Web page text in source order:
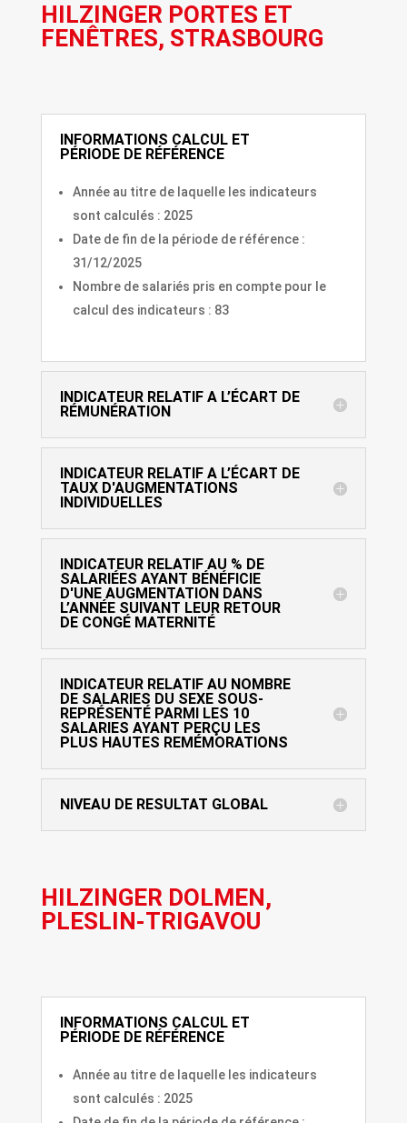
HILZINGER PORTES ET
FENÊTRES, STRASBOURG
INFORMATIONS CALCUL ET
PÉRIODE DE RÉFÉRENCE
Année au titre de laquelle les indicateurs
sont calculés : 2025
Date de fin de la période de référence :
31/12/2025
Nombre de salariés pris en compte pour le
calcul des indicateurs : 83
INDICATEUR RELATIF A L’ÉCART DE
RÉMUNÉRATION
INDICATEUR RELATIF A L’ÉCART DE
TAUX D'AUGMENTATIONS
INDIVIDUELLES
INDICATEUR RELATIF AU % DE
SALARIÉES AYANT BÉNÉFICIE
D'UNE AUGMENTATION DANS
L’ANNÉE SUIVANT LEUR RETOUR
DE CONGÉ MATERNITÉ
INDICATEUR RELATIF AU NOMBRE
DE SALARIES DU SEXE SOUS-
REPRÉSENTÉ PARMI LES 10
SALARIES AYANT PERÇU LES
PLUS HAUTES REMÉMORATIONS
NIVEAU DE RESULTAT GLOBAL
HILZINGER DOLMEN,
PLESLIN-TRIGAVOU
INFORMATIONS CALCUL ET
PÉRIODE DE RÉFÉRENCE
Année au titre de laquelle les indicateurs
sont calculés : 2025